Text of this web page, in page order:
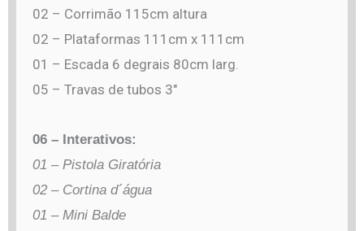
02 – Corrimão 115cm altura
02 – Plataformas 111cm x 111cm
01 – Escada 6 degrais 80cm larg.
05 – Travas de tubos 3″
06 – Interativos:
01 – Pistola Giratória
02 – Cortina d´água
01 – Mini Balde